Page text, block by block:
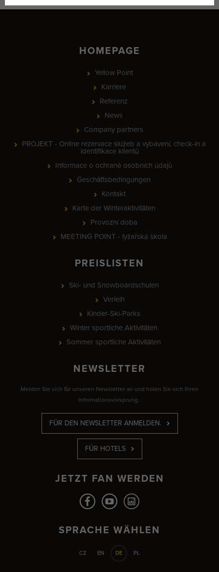
HOMEPAGE
Yellow Point
Karriere
Referenz
News
Company partners
PROJEKT - Online rezervace služeb a vybavení, check-in a
identifikace klientů
Informace o ochraně osobních údajů
Geschäftsbedingungen
Kontakt
Karte der Winteraktivitäten
Provozní doba
MEETING POINT - lyžařská škola
PREISLISTEN
Ski- und Snowboardschulen
Verleih
Kinder-Ski-Parks
Winter sportliche Aktivitäten
Sommer sportliche Aktivitäten
NEWSLETTER
Melden Sie sich für unseren Newsletter an und holen Sie sich Ihren
Informationsvorsprung..
FÜR DEN NEWSLETTER ANMELDEN.
FÜR HOTELS
JETZT FAN WERDEN
SPRACHE WÄHLEN
CZ EN DE PL